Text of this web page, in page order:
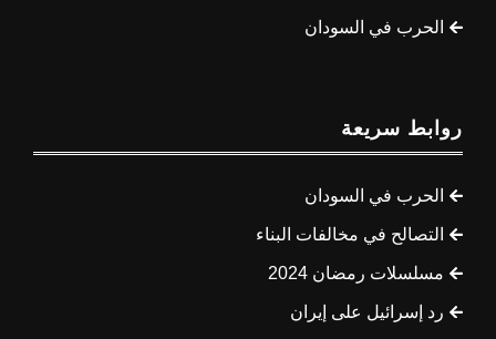
الحرب في السودان
روابط سريعة
الحرب في السودان
التصالح في مخالفات البناء
مسلسلات رمضان 2024
رد إسرائيل على إيران